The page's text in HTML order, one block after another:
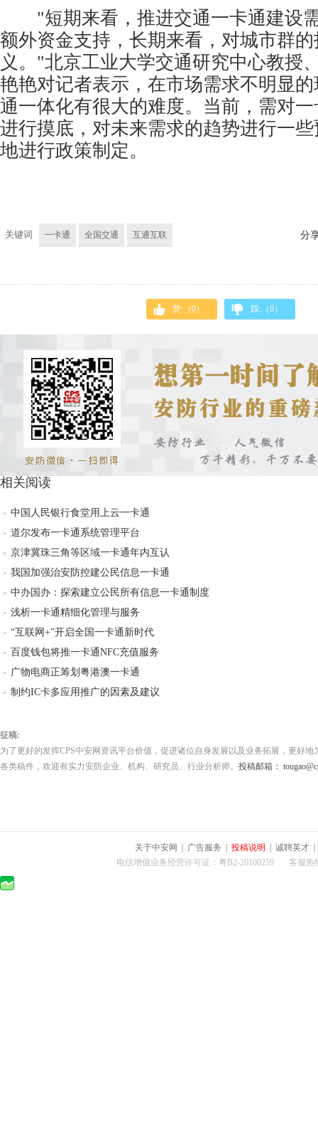
"短期来看，推进交通一卡通建设
额外资金支持，长期来看，对城市群
义。"北京工业大学交通研究中心教授
艳艳对记者表示，在市场需求不明显
通一体化有很大的难度。当前，需对
进行摸底，对未来需求的趋势进行一
地进行政策制定。
关键词 一卡通 全国交通 互通互联 分
赞:（0） 踩:（0）
相关阅读
中国人民银行食堂用上云一卡通
道尔发布一卡通系统管理平台
京津冀珠三角等区域一卡通年内互认
我国加强治安防控建公民信息一卡通
中办国办：探索建立公民所有信息一卡通制度
浅析一卡通精细化管理与服务
“互联网+”开启全国一卡通新时代
百度钱包将推一卡通NFC充值服务
广物电商正筹划粤港澳一卡通
制约IC卡多应用推广的因素及建议
征稿:
为了更好的发挥CPS中安网资讯平台价值，促进诸位自身发展以及业务拓展，更好
各类稿件，欢迎有实力安防企业、机构、研究员、行业分析师。 投稿邮箱：
关于中安网 广告服务 投稿说明 诚聘英才
电信增值业务经营许可证：粤B2-20100259 客服